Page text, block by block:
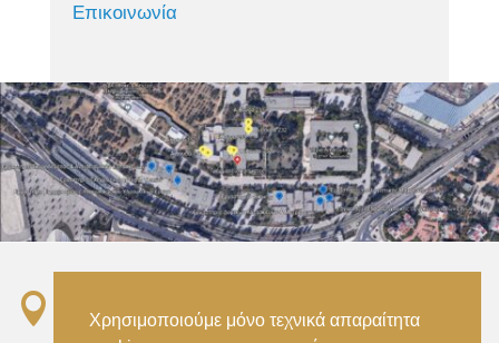
Επικοινωνία

Αττικής –
Χρησιμοποιούμε μόνο τεχνικά απαραίτητα